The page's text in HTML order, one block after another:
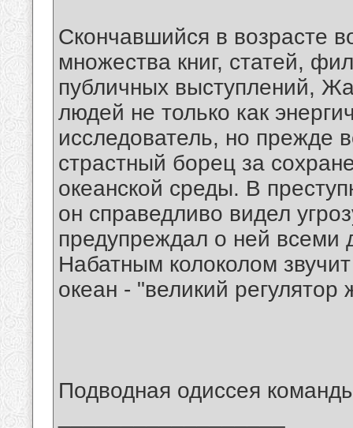
Скончавшийся в возрасте
множества книг, статей,
публичных выступлений,
людей не только как
исследователь, но прежде
страстный борец за
океанской среды. В
он справедливо видел
предупреждал о ней всеми
Набатным колоколом
океан - "великий
Подводная одиссея